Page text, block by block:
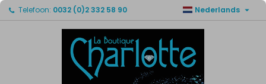
Telefoon: 0032 (0)2 332 58 90 Nederlands 
Mijn verlanglijsten ×
Maak een lijst
Maak een verlanglijst ×
Verlanglijst naam
Inloggen ×
U moet ingelogd zijn om producten in uw verlanglijst